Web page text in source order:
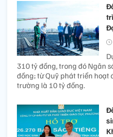
310 tỷ đồng, trong đó Ngân
đồng; từ Quỹ phát triển hoạt
trường là 10 tỷ đồng.